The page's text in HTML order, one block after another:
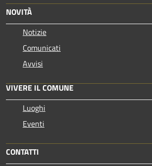
NOVITÀ
Notizie
Comunicati
Avvisi
VIVERE IL COMUNE
Luoghi
Eventi
CONTATTI